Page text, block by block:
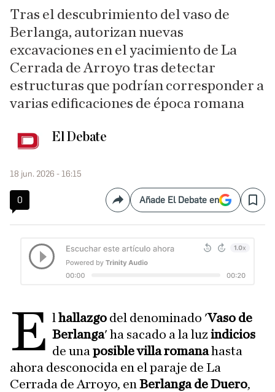
Tras el descubrimiento del vaso de
Berlanga, autorizan nuevas
excavaciones en el yacimiento de La
Cerrada de Arroyo tras detectar
estructuras que podrían corresponder a
varias edificaciones de época romana
El Debate
18 jun. 2026 - 16:15
0 CompartirAñade El Debate en Save
E lhallazgo del denominado 'Vaso de
Berlanga' ha sacado a la luzindicios
de unaposible villa romanahasta
ahora desconocida en el paraje de La
Cerrada de Arroyo, en Berlanga de Duero,